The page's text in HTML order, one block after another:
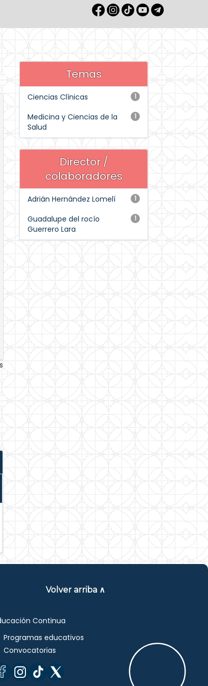
Temas
1
Ciencias Clínicas
1
Medicina y Ciencias de la
Salud
Director /
colaboradores
1
Adrián Hernández Lomelí
1
Guadalupe del rocío
Guerrero Lara
Volver arriba ∧
Continua
Programas educativos
Convocatorias